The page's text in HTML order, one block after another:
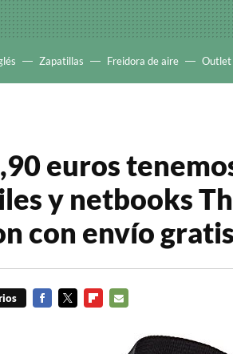
Zapatillas Freidora de aire Outlet
euros
y netbooks
con envío